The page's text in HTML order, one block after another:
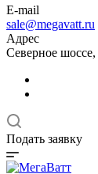
E-mail
sale@megavatt.ru
Адрес
Северное
Подать заявку